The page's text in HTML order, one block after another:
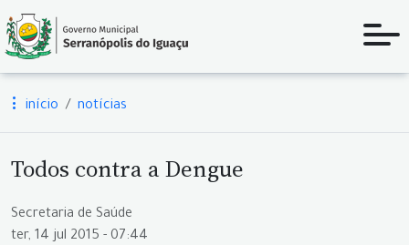
início notícias
Todos contra a Dengue
Secretaria de Saúde
ter, 14 jul 2015 - 07:44